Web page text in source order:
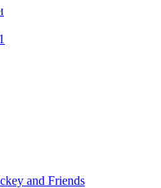
and Friends